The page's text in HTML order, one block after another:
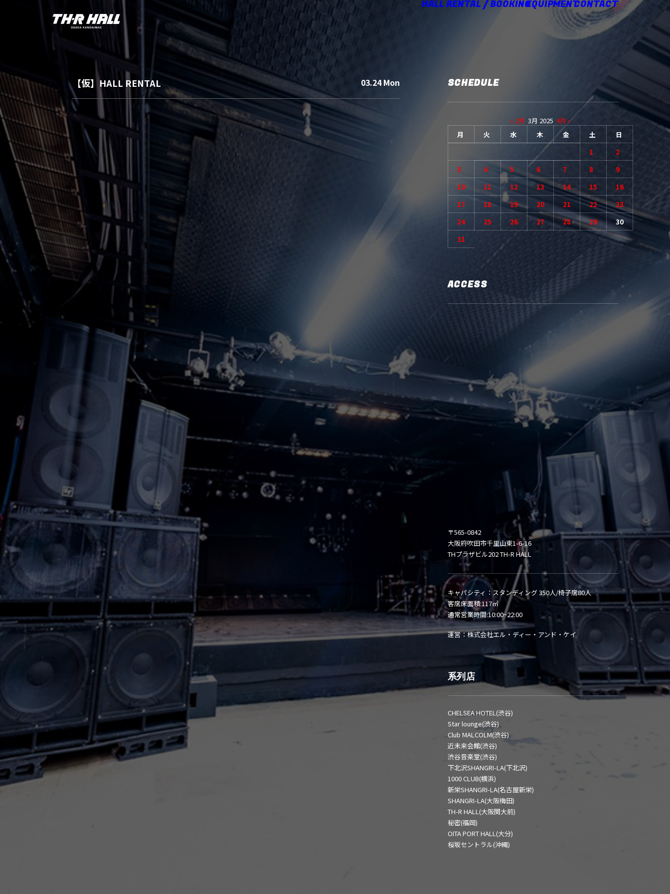
HALL RENTAL / BOOKINGEQUIPMENTCONTACT
03.24 Mon
【仮】HALL RENTAL SCHEDULE
« 2月 3月 2025 4月 »
月
火 水 木 金 土
日
1
2
3
4 5 6 7 8
9
10
11 12 13 14 15
16
17
18 19 20 21 22
23
24
25 26 27 28 29
30
31
ACCESS
〒565-0842
大阪府吹田市千里山東1-6-16
THプラザビル202 TH-R HALL
キャパシティ：スタンディング 350人/椅子席80人
客席床面積:117㎡
通常営業時間:10:00~22:00
運営：株式会社エル・ディー・アンド・ケイ
系列店
CHELSEA HOTEL(渋谷)
Star lounge(渋谷)
Club MALCOLM(渋谷)
近未来会館(渋谷)
渋谷音楽堂(渋谷)
下北沢SHANGRI-LA(下北沢)
1000 CLUB(横浜)
新栄SHANGRI-LA(名古屋新栄)
SHANGRI-LA(大阪梅田)
TH-R HALL(大阪関大前)
秘密(福岡)
OITA PORT HALL(大分)
桜坂セントラル(沖縄)